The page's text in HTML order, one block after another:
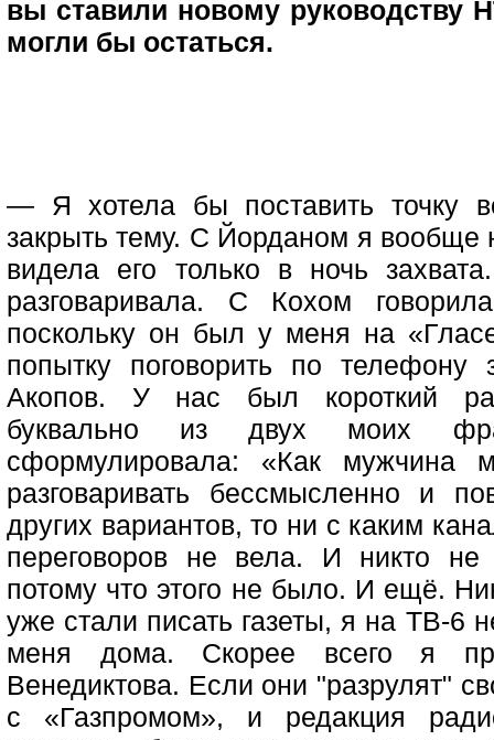
вы ставили новому руководству
могли бы остаться.
— Я хотела бы поставить точку
закрыть тему. С Йорданом я вообще
видела его только в ночь
разговаривала. С Кохом
поскольку он был у меня на
попытку поговорить по
Акопов. У нас был короткий
буквально из двух моих
сформулировала: «Как мужчина
разговаривать бессмысленно и
других вариантов, то ни с каким
переговоров не вела. И никто не
потому что этого не было. И ещё.
уже стали писать газеты, я на ТВ-
меня дома. Скорее всего я
Венедиктова. Если они "разрулят"
с «Газпромом», и редакция